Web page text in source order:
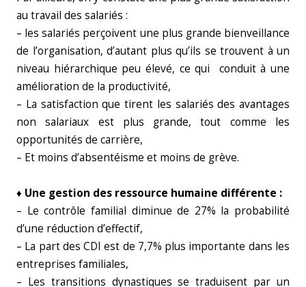
au travail des salariés :
– les salariés perçoivent une plus grande bienveillance
de l’organisation, d’autant plus qu’ils se trouvent à un
niveau hiérarchique peu élevé, ce qui conduit à une
amélioration de la productivité,
– La satisfaction que tirent les salariés des avantages
non salariaux est plus grande, tout comme les
opportunités de carrière,
– Et moins d’absentéisme et moins de grève.
♦ Une gestion des ressource humaine différente :
– Le contrôle familial diminue de 27% la probabilité
d’une réduction d’effectif,
– La part des CDI est de 7,7% plus importante dans les
entreprises familiales,
– Les transitions dynastiques se traduisent par un